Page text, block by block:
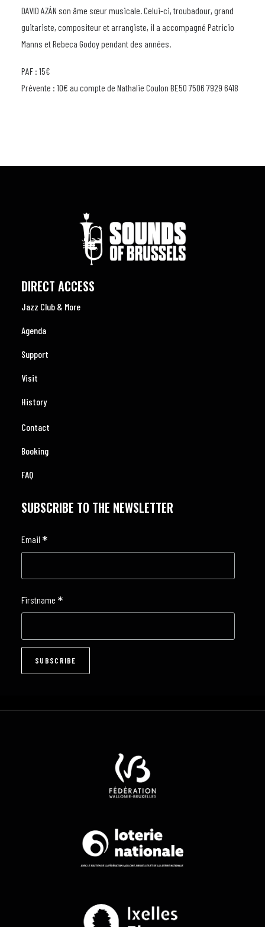
DAVID AZÁN son âme sœur musicale. Celui-ci, troubadour, grand
guitariste, compositeur et arrangiste, il a accompagné Patricio
Manns et Rebeca Godoy pendant des années.
PAF : 15€
Prévente : 10€ au compte de Nathalie Coulon BE50 7506 7929 6418
DIRECT ACCESS
Jazz Club & More
Agenda
Support
Visit
History
Contact
Booking
FAQ
SUBSCRIBE TO THE NEWSLETTER
Email *
Firstname *